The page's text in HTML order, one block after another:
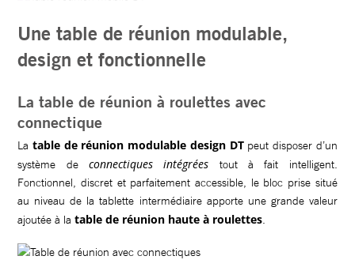
Une table de réunion modulable,
design et fonctionnelle
La table de réunion à roulettes avec
connectique
Latable de réunion modulable design DTpeut disposer d’un
système deconnectiques intégrées tout à fait intelligent.
Fonctionnel, discret et parfaitement accessible, le bloc prise situé
au niveau de la tablette intermédiaire apporte une grande valeur
ajoutée à latable de réunion haute à roulettes